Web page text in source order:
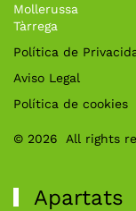
Mollerussa
Tàrrega
Política de
Aviso Legal
Política de cookies
© 2026 All rights
Apartats